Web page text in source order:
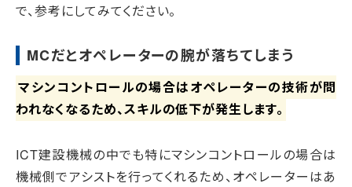
で、参考にしてみてください。
MCだとオペレーターの腕が落ちてしまう
マシンコントロールの場合はオペレーターの技術が問
われなくなるため、スキルの低下が発生します。
ICT建設機械の中でも特にマシンコントロールの場合は
機械側でアシストを行ってくれるため、オペレーターはあ